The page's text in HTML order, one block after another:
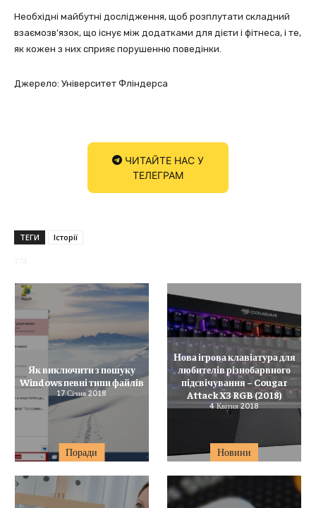
Необхідні майбутні дослідження, щоб розплутати складний
взаємозв’язок, що існує між додатками для дієти і фітнеса, і те,
як кожен з них сприяє порушенню поведінки.
Джерело: Університет Фліндерса
ЧИТАЙТЕ НАС У
ТЕЛЕГРАМ
ТЕГИ Історії
Поради
Як виключити з пошуку
Windows певні типи файлів
17 Січня 2018
Новини
Нова ігрова клавіатура для
любителів різнобарвного
підсвічування – Cougar
Attack X3 RGB (2018)
4 Квітня 2018